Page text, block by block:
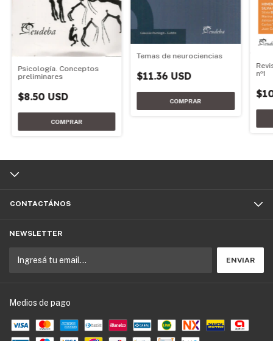
Psicología. Conceptos
preliminares
$8.50 USD
Temas de neurociencias
$11.36 USD
nº1
CONTACTÁNOS
NEWSLETTER
Medios de pago